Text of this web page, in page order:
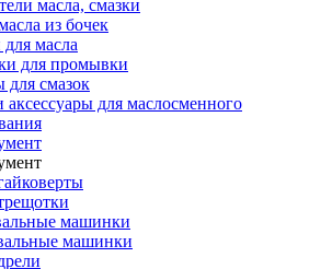
масла, смазки
из бочек
масла
для промывки
смазок
для маслосменного
машинки
машинки